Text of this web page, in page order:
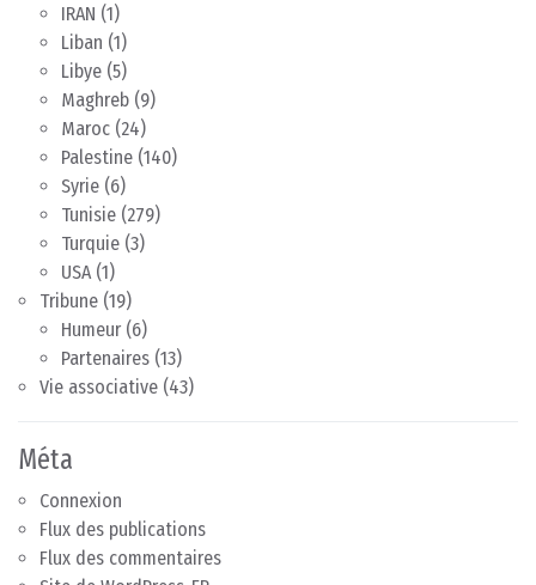
IRAN (1)
Liban (1)
Libye (5)
Maghreb (9)
Maroc (24)
Palestine (140)
Syrie (6)
Tunisie (279)
Turquie (3)
USA(1)
Tribune (19)
Humeur (6)
Partenaires (13)
Vie associative (43)
Méta
Connexion
Flux des publications
Flux des commentaires